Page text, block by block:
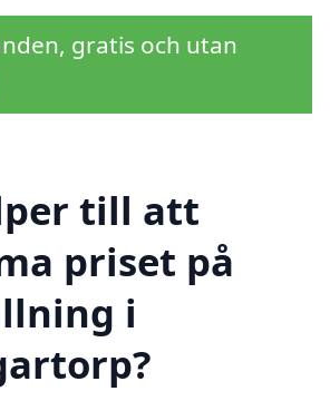
gratis och utan
till att
priset på
i